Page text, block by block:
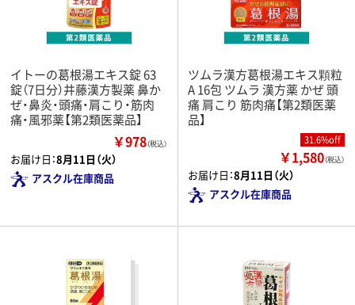
イトーの葛根湯エキス錠 63
錠（7日分）井藤漢方製薬 鼻か
ぜ・鼻炎・頭痛・肩こり・筋肉
痛・風邪薬【第2類医薬品】
￥978（税込）
お届け日：8月11日（火）
アスクル在庫商品
ツムラ漢方葛根湯エキス顆粒
A 16包 ツムラ 漢方薬 かぜ 頭
痛 肩こり 筋肉痛【第2類医薬
品】
31.6%off
￥1,580（税込）
お届け日：8月11日（火）
アスクル在庫商品